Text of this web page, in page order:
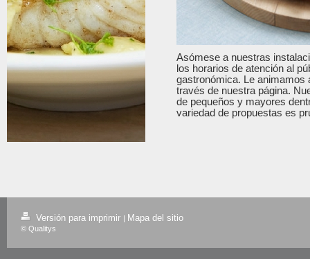
Asómese a nuestras
los horarios de atención al
gastronómica. Le animamos
través de nuestra página.
de pequeños y mayores
variedad de propuestas es
Versión para imprimir | Mapa del sitio
© Qualitys